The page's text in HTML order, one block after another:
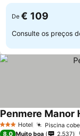
De € 109
Consulte os preços
3 EstrelasHotel Piscina
Penmere Manor
8,0 Muito boa 2.537